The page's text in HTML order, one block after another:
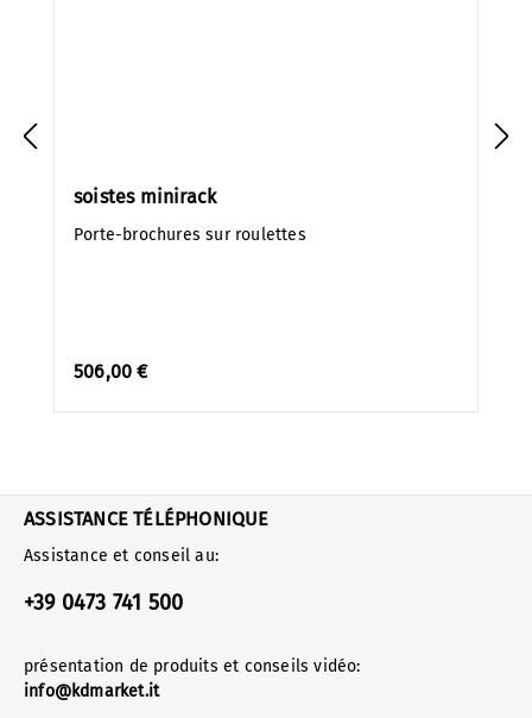
soistes minirack
Porte-brochures sur roulettes
506,00 €
ASSISTANCE TÉLÉPHONIQUE
Assistance et conseil au:
+39 0473 741 500
présentation de produits et conseils vidéo:
info@kdmarket.it